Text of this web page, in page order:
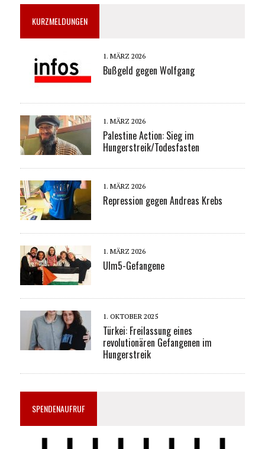
KURZMELDUNGEN
1. MÄRZ 2026
Bußgeld gegen Wolfgang
1. MÄRZ 2026
Palestine Action: Sieg im
Hungerstreik/Todesfasten
1. MÄRZ 2026
Repression gegen Andreas Krebs
1. MÄRZ 2026
Ulm5-Gefangene
1. OKTOBER 2025
Türkei: Freilassung eines
revolutionären Gefangenen im
Hungerstreik
SPENDENAUFRUF